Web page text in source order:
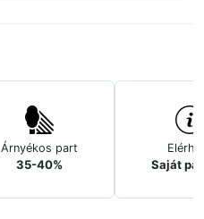
Árnyékos part
35-40% Saját